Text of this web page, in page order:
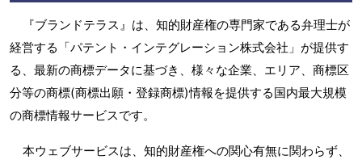
『ブランドテラス』は、知的財産権の専門家である弁理士が
経営する「パテント・インテグレーション株式会社」が提供す
る、最新の商標データに基づき、様々な企業、エリア、商標区
分等の商標(商標出願・登録商標)情報を提供する国内最大規模
の商標情報サービスです。
本ウェブサービスは、知的財産権への関心有無に関わらず、